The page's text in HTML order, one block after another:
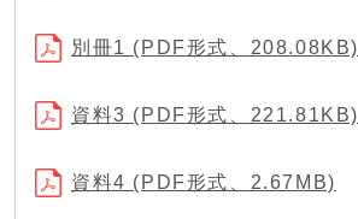
別冊1 (PDF形式、208.08KB)
資料3 (PDF形式、221.81KB)
資料4 (PDF形式、2.67MB)